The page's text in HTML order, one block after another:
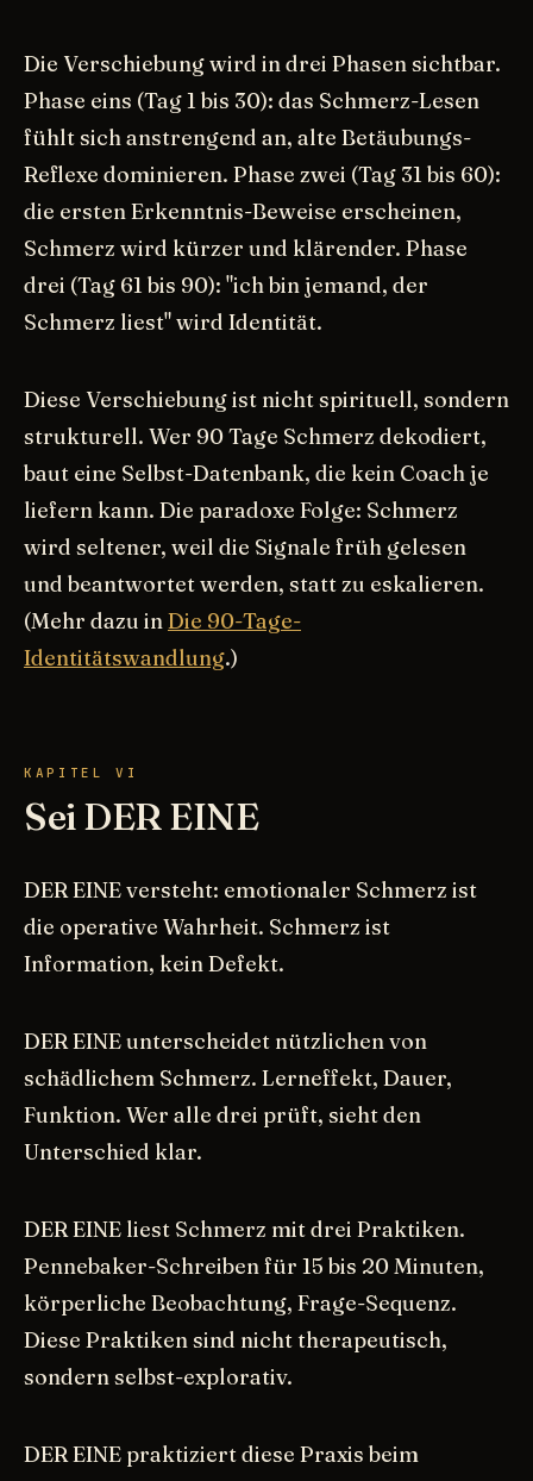
Die Verschiebung wird in drei Phasen sichtbar.
Phase eins (Tag 1 bis 30): das Schmerz-Lesen
fühlt sich anstrengend an, alte Betäubungs-
Reflexe dominieren. Phase zwei (Tag 31 bis 60):
die ersten Erkenntnis-Beweise erscheinen,
Schmerz wird kürzer und klärender. Phase
drei (Tag 61 bis 90): "ich bin jemand, der
Schmerz liest" wird Identität.
Diese Verschiebung ist nicht spirituell, sondern
strukturell. Wer 90 Tage Schmerz dekodiert,
baut eine Selbst-Datenbank, die kein Coach je
liefern kann. Die paradoxe Folge: Schmerz
wird seltener, weil die Signale früh gelesen
und beantwortet werden, statt zu eskalieren.
(Mehr dazu inDie 90-Tage-
Identitätswandlung.)
KAPITEL VI
Sei DER EINE
DER EINE versteht: emotionaler Schmerz ist
die operative Wahrheit. Schmerz ist
Information, kein Defekt.
DER EINE unterscheidet nützlichen von
schädlichem Schmerz. Lerneffekt, Dauer,
Funktion. Wer alle drei prüft, sieht den
Unterschied klar.
DER EINE liest Schmerz mit drei Praktiken.
Pennebaker-Schreiben für 15 bis 20 Minuten,
körperliche Beobachtung, Frage-Sequenz.
Diese Praktiken sind nicht therapeutisch,
sondern selbst-explorativ.
DER EINE praktiziert diese Praxis beim